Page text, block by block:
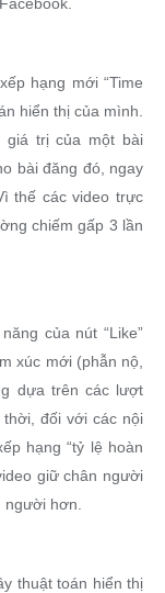
hạng mới “Time
hiển thị của mình.
giá trị của một bài
bài đăng đó, ngay
thế các video trực
chiếm gấp 3 lần
của nút “Like”
xúc mới (phẫn nộ,
dựa trên các lượt
thời, đối với các nội
hạng “tỷ lệ hoàn
giữ chân người
hơn.
thuật toán hiển thị